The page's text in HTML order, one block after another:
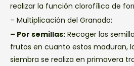
realizar la función clorofílica de
– Multiplicación del Granado:
– Por semillas: Recoger las
frutos en cuanto estos maduran,
siembra se realiza en primavera